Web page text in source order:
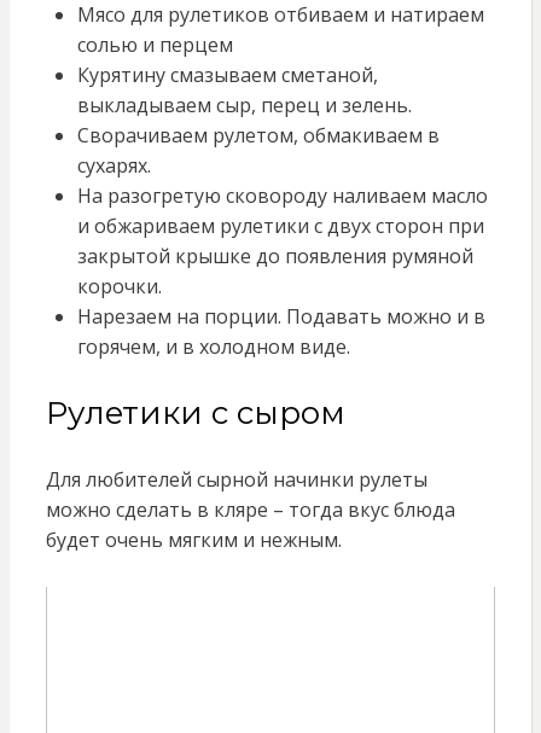
Мясо для рулетиков отбиваем и натираем
солью и перцем
Курятину смазываем сметаной,
выкладываем сыр, перец и зелень.
Сворачиваем рулетом, обмакиваем в
сухарях.
На разогретую сковороду наливаем масло
и обжариваем рулетики с двух сторон при
закрытой крышке до появления румяной
корочки.
Нарезаем на порции. Подавать можно и в
горячем, и в холодном виде.
Рулетики с сыром
Для любителей сырной начинки рулеты
можно сделать в кляре – тогда вкус блюда
будет очень мягким и нежным.